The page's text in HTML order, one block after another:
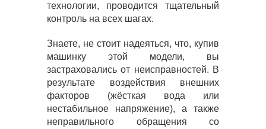
технологии, проводится тщательный
контроль на всех шагах.
Знаете, не стоит надеяться, что, купив
машинку этой модели, вы
застраховались от неисправностей. В
результате воздействия внешних
факторов (жёсткая вода или
нестабильное напряжение), а также
неправильного обращения со